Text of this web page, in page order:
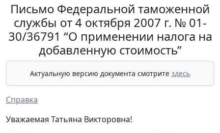
Письмо Федеральной таможенной
службы от 4 октября 2007 г. № 01-
30/36791 “О применении налога на
добавленную стоимость”
Актуальную версию документа смотрите здесь
Справка
Уважаемая Татьяна Викторовна!